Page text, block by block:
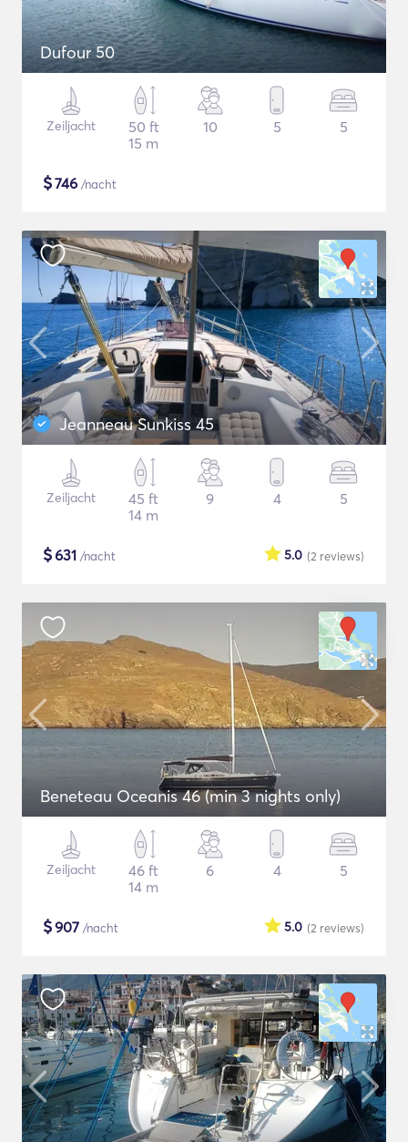
Dufour 50
Zeiljacht
50 ft
15 m
10 5 5
$746 /nacht
Jeanneau Sunkiss 45
Zeiljacht
45 ft
14 m
9 4 5
$631 /nacht (2 reviews)
5.0
Beneteau Oceanis 46 (min 3 nights only)
Zeiljacht
46 ft
14 m
6 4 5
$907 /nacht (2 reviews)
5.0